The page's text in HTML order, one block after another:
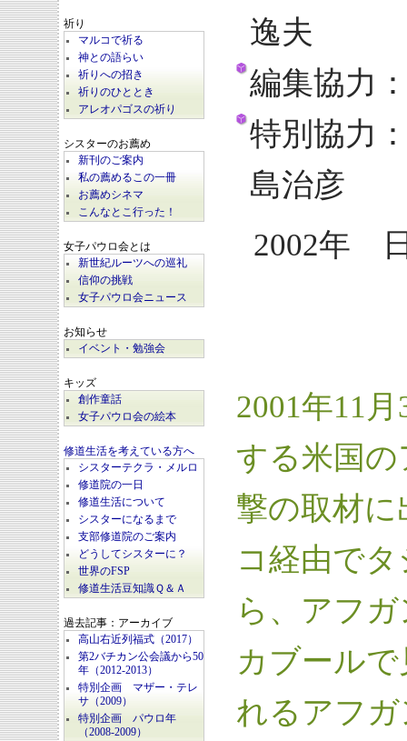
祈り
マルコで祈る
神との語らい
祈りへの招き
祈りのひととき
アレオパゴスの祈り
シスターのお薦め
新刊のご案内
私の薦めるこの一冊
お薦めシネマ
こんなとこ行った！
女子パウロ会とは
新世紀ルーツへの巡礼
信仰の挑戦
女子パウロ会ニュース
お知らせ
イベント・勉強会
キッズ
創作童話
女子パウロ会の絵本
修道生活を考えている方へ
シスターテクラ・メルロ
修道院の一日
修道生活について
シスターになるまで
支部修道院のご案内
どうしてシスターに？
世界のFSP
修道生活豆知識Ｑ＆Ａ
過去記事：アーカイブ
高山右近列福式（2017）
第2バチカン公会議から50
年（2012-2013）
特別企画 マザー・テレ
サ（2009）
特別企画 パウロ年
（2008-2009）
逸夫
編集協力
特別協力
島治彦
2002年
2001年11
する米国
撃の取材
コ経由で
ら、アフ
カブール
れるアフ